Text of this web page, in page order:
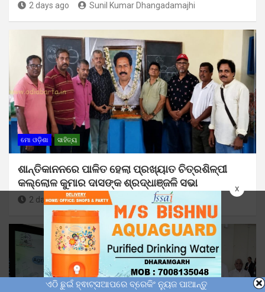
x
2 days ago Sunil Kumar Dhangadamajhi
ମୋ ଓଡ଼ିଶା ସାହିତ୍ୟ
ଶାନ୍ତିକାନନରେ ପାଳିତ ହେଲା ପ୍ରଖ୍ୟାତ ଚିତ୍ରଶିଳ୍ପୀ
କଲ୍ଲୋଳ କୁମାର ଦାସଙ୍କ ଶ୍ରଦ୍ଧାଞ୍ଜଳି ସଭା
2 days ago Sunil Kumar Dhangadamajhi
ଏଠି ଛୁଇଁ ହ୍ଵାଟ୍ସଆପରେ ବ୍ରେକିଂ ନ୍ୟୁଜ ପାଆନ୍ତୁ